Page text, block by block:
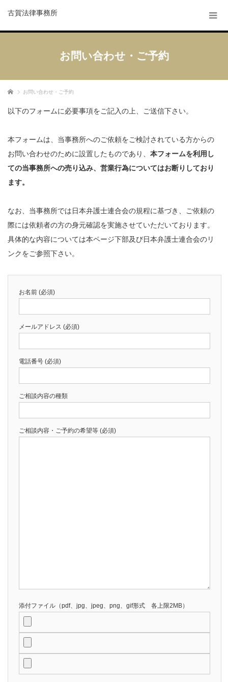
古賀法律事務所
お問い合わせ・ご予約
ホーム お問い合わせ・ご予約
以下のフォームに必要事項をご記入の上、ご送信下さい。
本フォームは、当事務所へのご依頼をご検討されている方からの
お問い合わせのために設置したものであり、 本フォームを利用し
ての当事務所への売り込み、営業行為についてはお断りしており
ます。
なお、当事務所では日本弁護士連合会の規程に基づき、ご依頼の
際には依頼者の方の身元確認を実施させていただいております。
具体的な内容については本ページ下部及び日本弁護士連合会のリ
ンクをご参照下さい。
お名前 (必須)
メールアドレス (必須)
電話番号 (必須)
ご相談内容の種類
ご相談内容・ご予約の希望等 (必須)
添付ファイル（pdf、jpg、jpeg、png、gif形式 各上限2MB）